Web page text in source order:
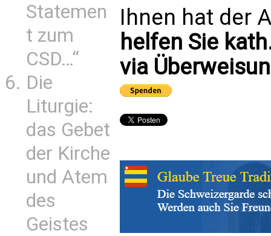
Statemen
t zum
CSD…“
Die
Liturgie:
das Gebet
der Kirche
und Atem
des
Geistes
Ihnen hat der
helfen Sie
via